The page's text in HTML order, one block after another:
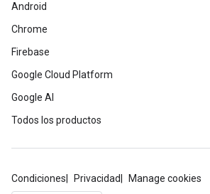
Android
Chrome
Firebase
Google Cloud Platform
Google AI
Todos los productos
Condiciones Privacidad Manage cookies